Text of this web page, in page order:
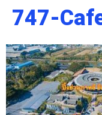
747-